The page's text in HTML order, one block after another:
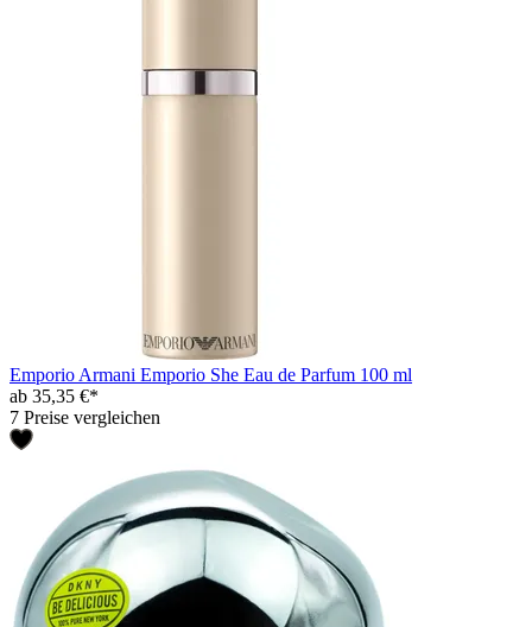
Emporio Armani Emporio She Eau de Parfum 100 ml
ab 35,35 €*
7 Preise vergleichen